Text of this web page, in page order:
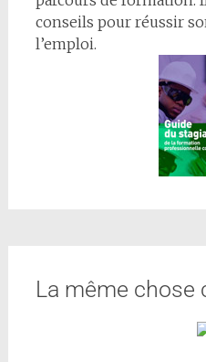
conseils pour réussir
l’emploi.
La même chose